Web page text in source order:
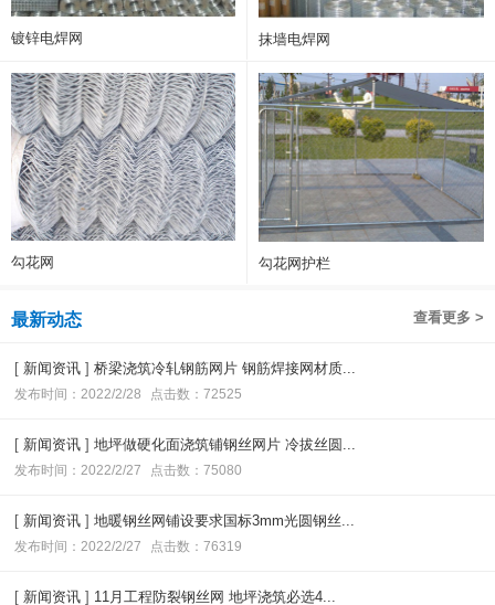
镀锌电焊网 抹墙电焊网
勾花网 勾花网护栏
查看更多 >
最新动态
[ 新闻资讯 ] 桥梁浇筑冷轧钢筋网片 钢筋焊接网材质...
发布时间：2022/2/28 点击数：72525
[ 新闻资讯 ] 地坪做硬化面浇筑铺钢丝网片 冷拔丝圆...
发布时间：2022/2/27 点击数：75080
[ 新闻资讯 ] 地暖钢丝网铺设要求国标3mm光圆钢丝...
发布时间：2022/2/27 点击数：76319
[ 新闻资讯 ] 11月工程防裂钢丝网 地坪浇筑必选4...